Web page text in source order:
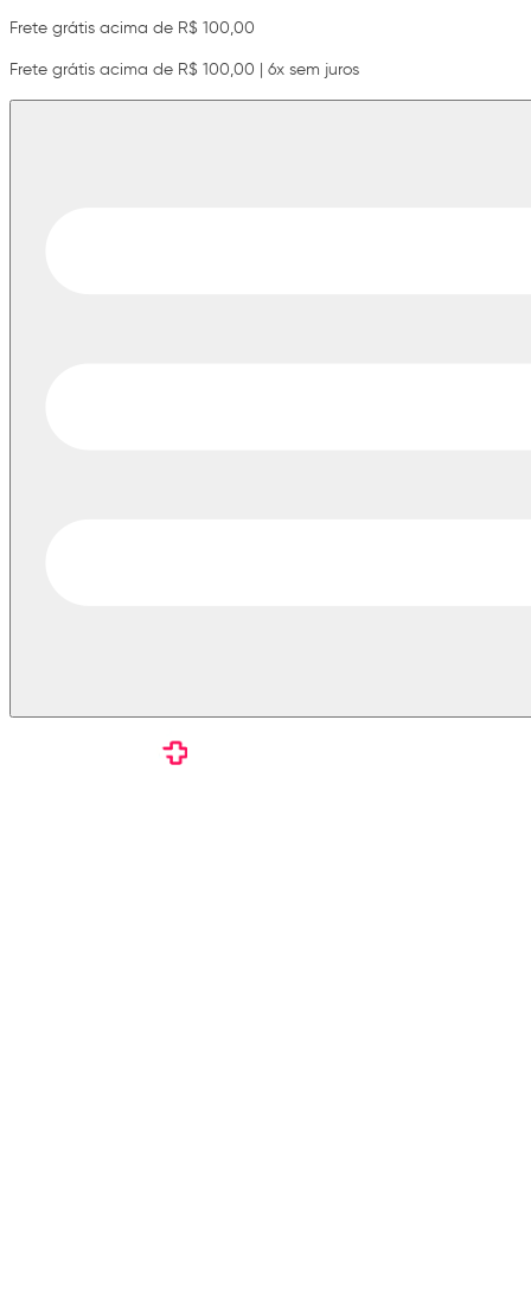
Frete grátis acima de R$ 100,00
Frete grátis acima de R$ 100,00 | 6x sem juros